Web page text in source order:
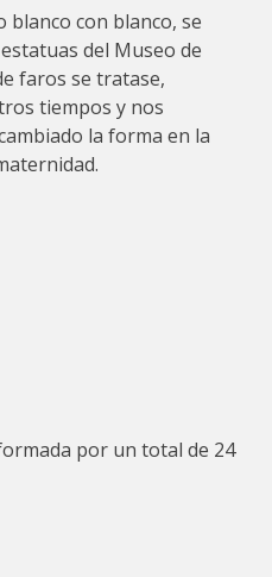
con blanco, se
del Museo de
faros se tratase,
tiempos y nos
la forma en la
por un total de 24